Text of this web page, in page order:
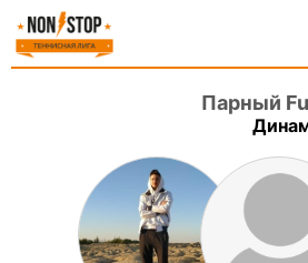
Парный